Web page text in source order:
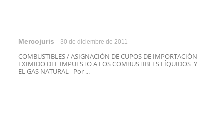
Mercojuris 30 de diciembre de 2011
COMBUSTIBLES / ASIGNACIÓN DE CUPOS DE IMPORTACIÓN
EXIMIDO DEL IMPUESTO A LOS COMBUSTIBLES LÍQUIDOS Y
EL GAS NATURAL Por ...